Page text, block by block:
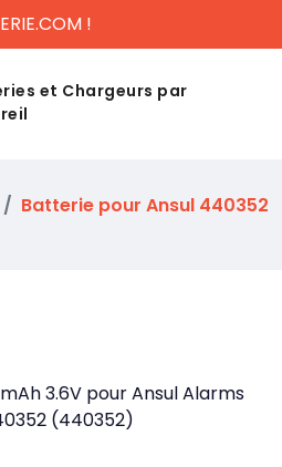
!
et Chargeurs par
Batterie pour Ansul 440352